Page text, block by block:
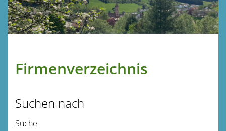
Firmenverzeichnis
Suchen nach
Suche